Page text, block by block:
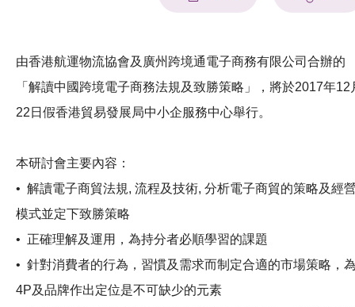
由香港航運物流協會及廣州跨境通電子商務有限公司合辦的
「解讀中國跨境電子商務法規及致勝策略」，將於2017年12
22日假香港貿易發展局中小企服務中心舉行。
本研討會主要內容：
• 解讀電子商貿法規, 流程及技術, 分析電子商貿的策略及經
模式並定下致勝策略
• 正確理解及運用，為持分者必順學習的課題
• 針對消費者的行為，習慣及需求而制定合適的市場策略，
4P及品牌作出定位是不可缺少的元素